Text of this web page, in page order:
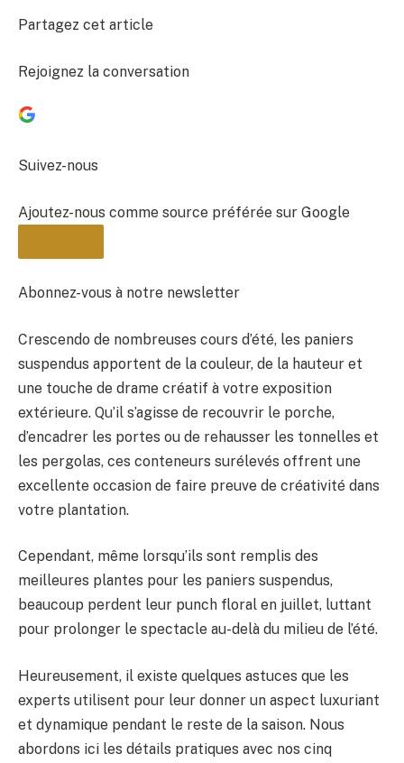
Partagez cet article
Rejoignez la conversation
Suivez-nous
Ajoutez-nous comme source préférée sur Google
BULLETIN
Abonnez-vous à notre newsletter
Crescendo de nombreuses cours d’été, les paniers
suspendus apportent de la couleur, de la hauteur et
une touche de drame créatif à votre exposition
extérieure. Qu’il s’agisse de recouvrir le porche,
d’encadrer les portes ou de rehausser les tonnelles et
les pergolas, ces conteneurs surélevés offrent une
excellente occasion de faire preuve de créativité dans
votre plantation.
Cependant, même lorsqu’ils sont remplis des
meilleures plantes pour les paniers suspendus,
beaucoup perdent leur punch floral en juillet, luttant
pour prolonger le spectacle au-delà du milieu de l’été.
Heureusement, il existe quelques astuces que les
experts utilisent pour leur donner un aspect luxuriant
et dynamique pendant le reste de la saison. Nous
abordons ici les détails pratiques avec nos cinq